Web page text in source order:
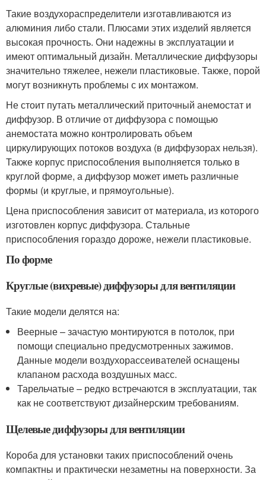
Такие воздухораспределители изготавливаются из
алюминия либо стали. Плюсами этих изделий является
высокая прочность. Они надежны в эксплуатации и
имеют оптимальный дизайн. Металлические диффузоры
значительно тяжелее, нежели пластиковые. Также, порой
могут возникнуть проблемы с их монтажом.
Не стоит путать металлический приточный анемостат и
диффузор. В отличие от диффузора с помощью
анемостата можно контролировать объем
циркулирующих потоков воздуха (в диффузорах нельзя).
Также корпус приспособления выполняется только в
круглой форме, а диффузор может иметь различные
формы (и круглые, и прямоугольные).
Цена приспособления зависит от материала, из которого
изготовлен корпус диффузора. Стальные
приспособления гораздо дороже, нежели пластиковые.
По форме
Круглые (вихревые) диффузоры для вентиляции
Такие модели делятся на:
Веерные – зачастую монтируются в потолок, при
помощи специально предусмотренных зажимов.
Данные модели воздухорассеивателей оснащены
клапаном расхода воздушных масс.
Тарельчатые – редко встречаются в эксплуатации, так
как не соответствуют дизайнерским требованиям.
Щелевые диффузоры для вентиляции
Короба для установки таких приспособлений очень
компактны и практически незаметны на поверхности. За